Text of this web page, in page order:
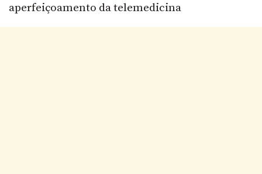
aperfeiçoamento da telemedicina